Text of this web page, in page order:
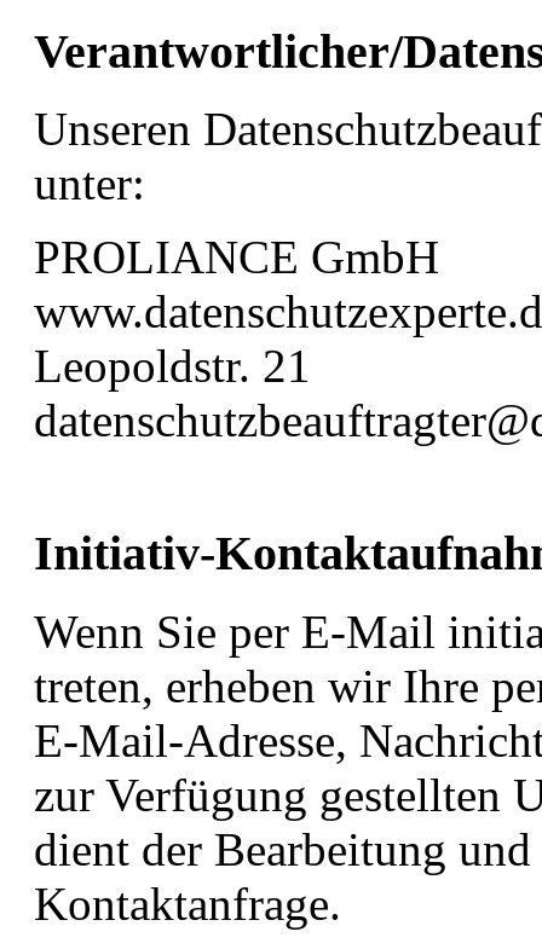
Verantwortlicher/
Unseren
unter:
PROLIANCE GmbH
Leopoldstr. 21
Initiativ-
Wenn Sie per E-Mail
treten, erheben wir Ihre
E-Mail-Adresse,
zur Verfügung gestellten
dient der Bearbeitung
Kontaktanfrage.